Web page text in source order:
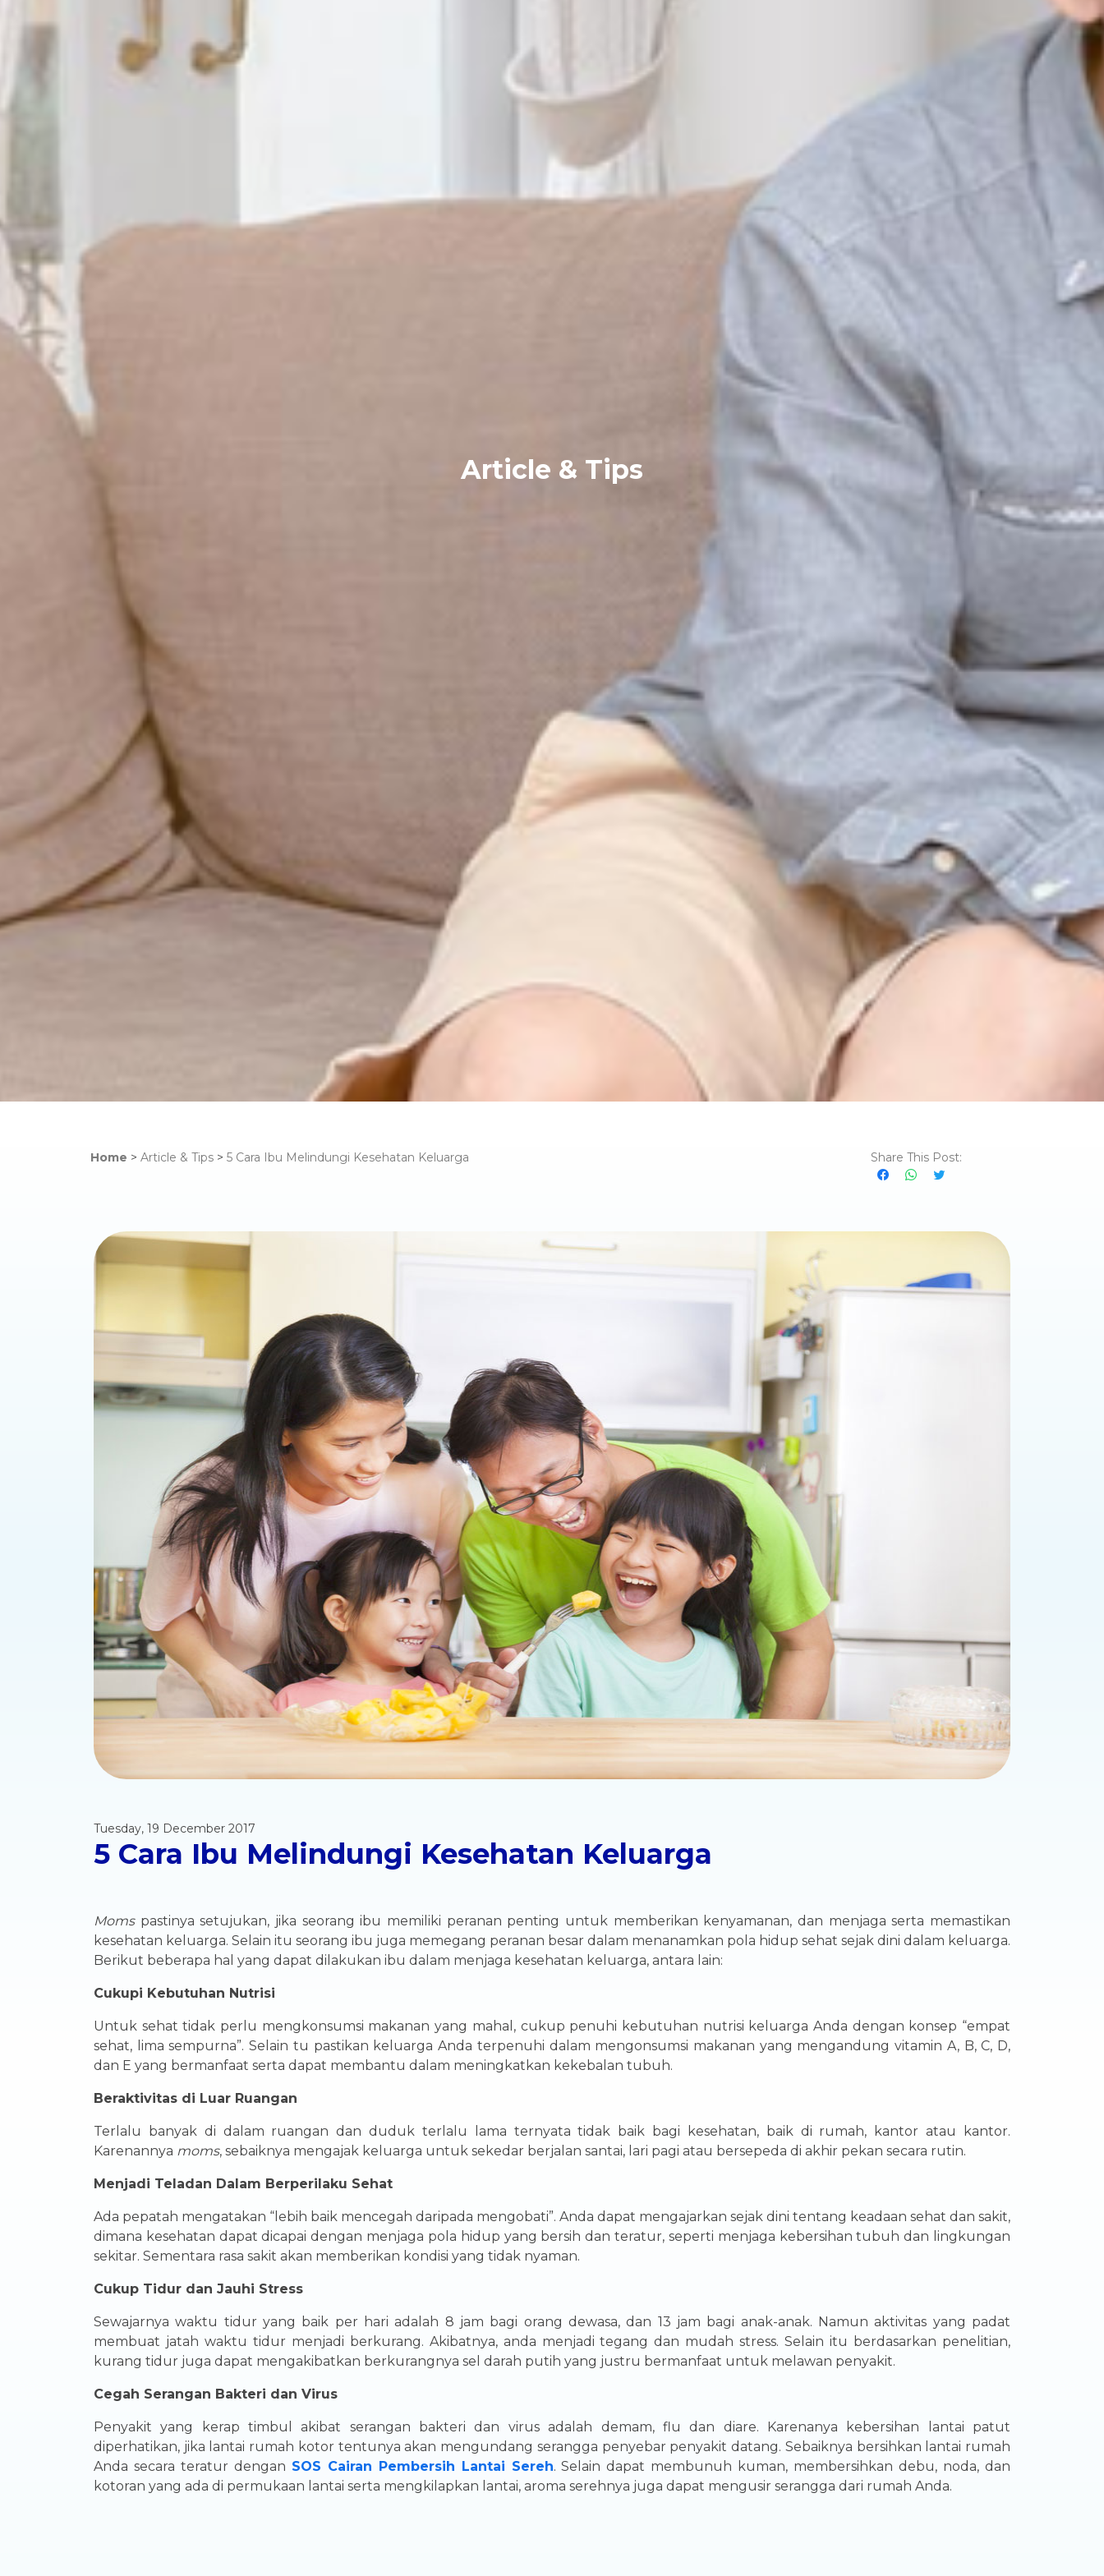
Article & Tips
Home > Article & Tips > 5 Cara Ibu Melindungi Kesehatan Keluarga Share This Post:
Tuesday, 19 December 2017
5 Cara Ibu Melindungi Kesehatan Keluarga
Momspastinya setujukan, jika seorang ibu memiliki peranan penting untuk memberikan kenyamanan, dan menjaga serta memastikan
kesehatan keluarga. Selain itu seorang ibu juga memegang peranan besar dalam menanamkan pola hidup sehat sejak dini dalam keluarga.
Berikut beberapa hal yang dapat dilakukan ibu dalam menjaga kesehatan keluarga, antara lain:
Cukupi Kebutuhan Nutrisi
Untuk sehat tidak perlu mengkonsumsi makanan yang mahal, cukup penuhi kebutuhan nutrisi keluarga Anda dengan konsep “empat
sehat, lima sempurna”. Selain tu pastikan keluarga Anda terpenuhi dalam mengonsumsi makanan yang mengandung vitamin A, B, C, D,
dan E yang bermanfaat serta dapat membantu dalam meningkatkan kekebalan tubuh.
Beraktivitas di Luar Ruangan
Terlalu banyak di dalam ruangan dan duduk terlalu lama ternyata tidak baik bagi kesehatan, baik di rumah, kantor atau kantor.
Karenannya moms, sebaiknya mengajak keluarga untuk sekedar berjalan santai, lari pagi atau bersepeda di akhir pekan secara rutin.
Menjadi Teladan Dalam Berperilaku Sehat
Ada pepatah mengatakan “lebih baik mencegah daripada mengobati”. Anda dapat mengajarkan sejak dini tentang keadaan sehat dan sakit,
dimana kesehatan dapat dicapai dengan menjaga pola hidup yang bersih dan teratur, seperti menjaga kebersihan tubuh dan lingkungan
sekitar. Sementara rasa sakit akan memberikan kondisi yang tidak nyaman.
Cukup Tidur dan Jauhi Stress
Sewajarnya waktu tidur yang baik per hari adalah 8 jam bagi orang dewasa, dan 13 jam bagi anak-anak. Namun aktivitas yang padat
membuat jatah waktu tidur menjadi berkurang. Akibatnya, anda menjadi tegang dan mudah stress. Selain itu berdasarkan penelitian,
kurang tidur juga dapat mengakibatkan berkurangnya sel darah putih yang justru bermanfaat untuk melawan penyakit.
Cegah Serangan Bakteri dan Virus
Penyakit yang kerap timbul akibat serangan bakteri dan virus adalah demam, flu dan diare. Karenanya kebersihan lantai patut
diperhatikan, jika lantai rumah kotor tentunya akan mengundang serangga penyebar penyakit datang. Sebaiknya bersihkan lantai rumah
Anda secara teratur dengan SOS Cairan Pembersih Lantai Sereh. Selain dapat membunuh kuman, membersihkan debu, noda, dan
kotoran yang ada di permukaan lantai serta mengkilapkan lantai, aroma serehnya juga dapat mengusir serangga dari rumah Anda.